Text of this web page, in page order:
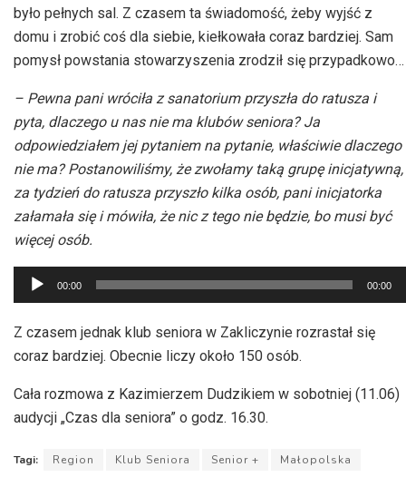
było pełnych sal. Z czasem ta świadomość, żeby wyjść z
domu i zrobić coś dla siebie, kiełkowała coraz bardziej. Sam
pomysł powstania stowarzyszenia zrodził się przypadkowo…
– Pewna pani wróciła z sanatorium przyszła do ratusza i
pyta, dlaczego u nas nie ma klubów seniora? Ja
odpowiedziałem jej pytaniem na pytanie, właściwie dlaczego
nie ma? Postanowiliśmy, że zwołamy taką grupę inicjatywną,
za tydzień do ratusza przyszło kilka osób, pani inicjatorka
załamała się i mówiła, że nic z tego nie będzie, bo musi być
więcej osób.
Odtwarzacz
plików
dźwiękowych
00:00 00:00
Z czasem jednak klub seniora w Zakliczynie rozrastał się
coraz bardziej. Obecnie liczy około 150 osób.
Cała rozmowa z Kazimierzem Dudzikiem w sobotniej (11.06)
audycji „Czas dla seniora” o godz. 16.30.
Tagi: Region Klub Seniora Senior + Małopolska